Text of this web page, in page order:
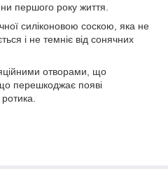
першого року життя.
силіконовою соскою, яка не
і не темніє від сонячних
отворами, що
перешкоджає появі